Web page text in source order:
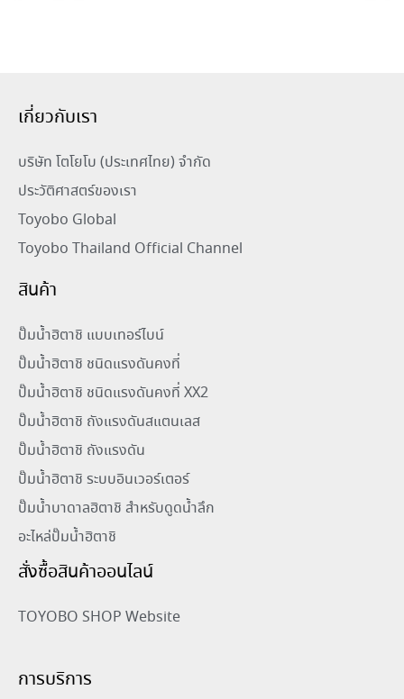
เกี่ยวกับเรา
บริษัท โตโยโบ (ประเทศไทย) จำกัด
ประวัติศาสตร์ของเรา
Toyobo Global
Toyobo Thailand Official Channel
สินค้า
ปั๊มน้ำฮิตาชิ แบบเทอร์ไบน์
ปั๊มน้ำฮิตาชิ ชนิดแรงดันคงที่
ปั๊มน้ำฮิตาชิ ชนิดแรงดันคงที่ XX2
ปั๊มน้ำฮิตาชิ ถังแรงดันสแตนเลส
ปั๊มน้ำฮิตาชิ ถังแรงดัน
ปั๊มน้ำฮิตาชิ ระบบอินเวอร์เตอร์
ปั๊มน้ำบาดาลฮิตาชิ สำหรับดูดน้ำลึก
อะไหล่ปั๊มน้ำฮิตาชิ
สั่งซื้อสินค้าออนไลน์
TOYOBO SHOP Website
การบริการ